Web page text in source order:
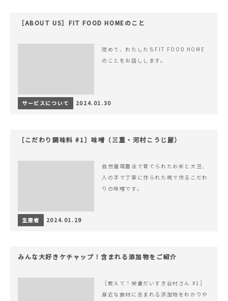
［ABOUT US］FIT FOOD HOMEのこと
改めて、わたしたちFIT FOOD HOME
のことをお話しします。
サービスについて 2024.01.30
［こだわり調味料 #1］味噌（三重・河村こうじ屋）
自然循環農法で育てられたお米と大豆、
人の手で丁寧に作られた糀で作るこだわ
りの味噌です。
生産者 2024.01.29
みんな大好きケチャップ！含まれる添加物をご紹介
［教えて！栄養だいすき谷村さん #1］
身近な食材に含まれる添加物をわかりや